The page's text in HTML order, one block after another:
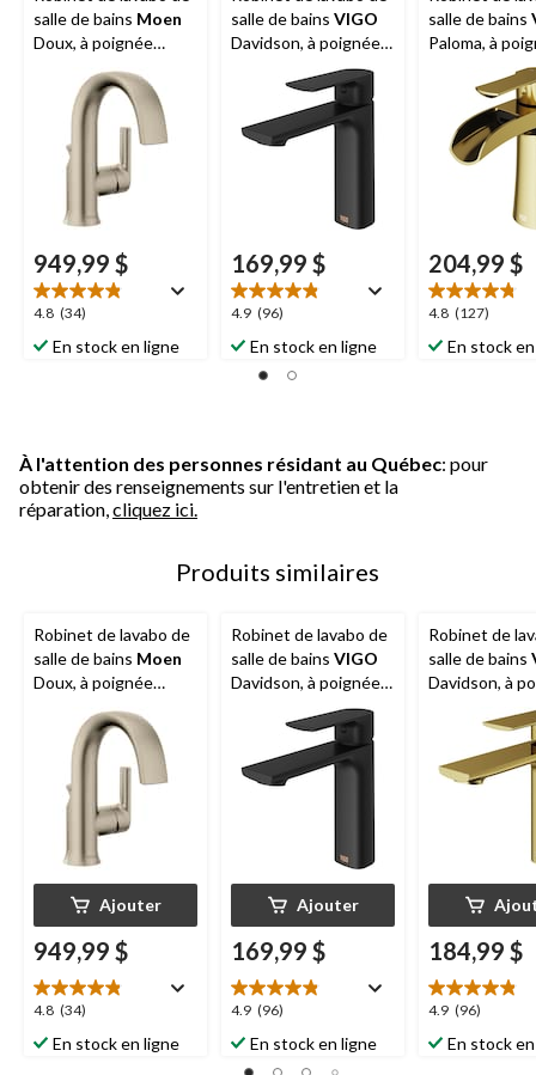
salle de bains Moen
Doux, à poignée
simple et trou unique,
certifié WaterSense,
nickel brossé
949,99 $
4.8 (34)
4.8
étoile(s)
sur
En stock en ligne
salle de bains VIGO
Davidson, à poignée
simple et trou unique,
certifié WaterSense,
noir mat
169,99 $
4.9 (96)
4.9
étoile(s)
sur
En stock en ligne
salle de bains
Paloma, à
simple et
certifié
or mat
204,99 $
4.8 (127)
4.8
étoile(s)
sur
En stock
À l'attention des personnes résidant au Québec: pour
obtenir des renseignements sur l'entretien et la
réparation, cliquez ici.
Produits similaires
Robinet de lavabo de
salle de bains Moen
Doux, à poignée
simple et trou unique,
certifié WaterSense,
nickel brossé
Ajouter
949,99 $
4.8 (34)
4.8
étoile(s)
sur
En stock en ligne
Robinet de lavabo de
salle de bains VIGO
Davidson, à poignée
simple et trou unique,
certifié WaterSense,
noir mat
Ajouter
169,99 $
4.9 (96)
4.9
étoile(s)
sur
En stock en ligne
Robinet de
salle de bains
Davidson, à
simple et
certifié
or mat
184,99 $
4.9 (96)
4.9
étoile(s)
sur
En stock